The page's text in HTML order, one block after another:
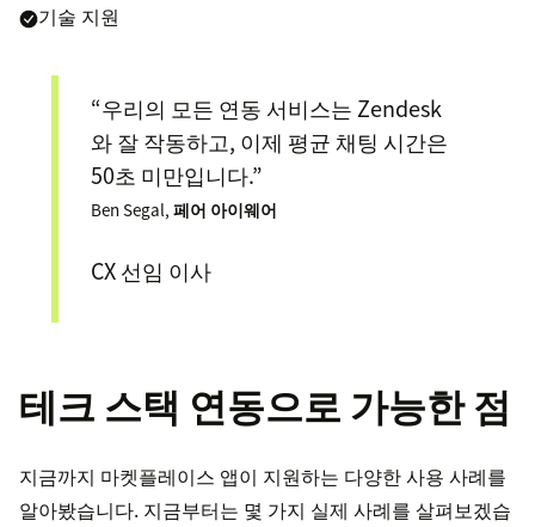
기술 지원
“우리의 모든 연동 서비스는 Zendesk
와 잘 작동하고, 이제 평균 채팅 시간은
50초 미만입니다.”
Ben Segal, 페어 아이웨어
CX 선임 이사
테크 스택 연동으로 가능한 점
지금까지 마켓플레이스 앱이 지원하는 다양한 사용 사례를
알아봤습니다. 지금부터는 몇 가지 실제 사례를 살펴보겠습